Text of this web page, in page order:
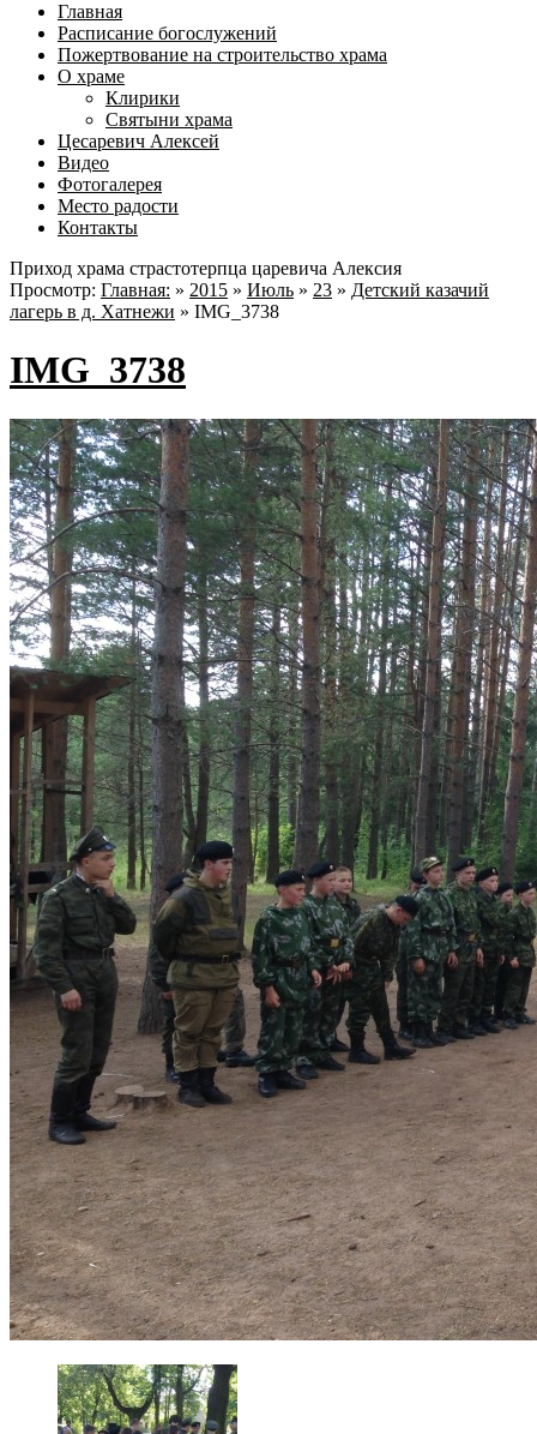
Главная
Расписание богослужений
Пожертвование на строительство храма
О храме
Клирики
Святыни храма
Цесаревич Алексей
Видео
Фотогалерея
Место радости
Контакты
Приход храма страстотерпца царевича Алексия
Просмотр: Главная: » 2015 » Июль » 23 » Детский казачий
лагерь в д. Хатнежи » IMG_3738
IMG_3738